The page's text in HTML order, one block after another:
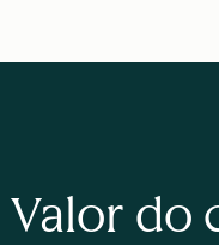
Valor do